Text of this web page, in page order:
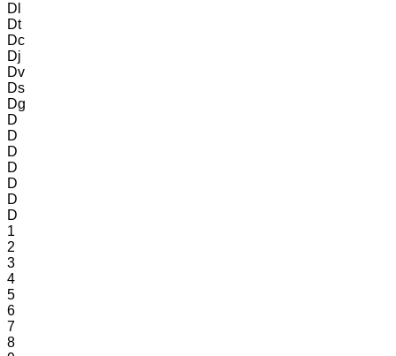
Dl
Dt
Dc
Dj
Dv
Ds
Dg
D
D
D
D
D
D
D
1
2
3
4
5
6
7
8